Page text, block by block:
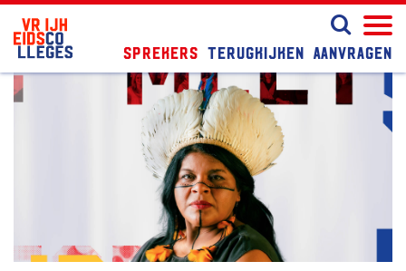
Sprekers Terugkijken Aanvragen